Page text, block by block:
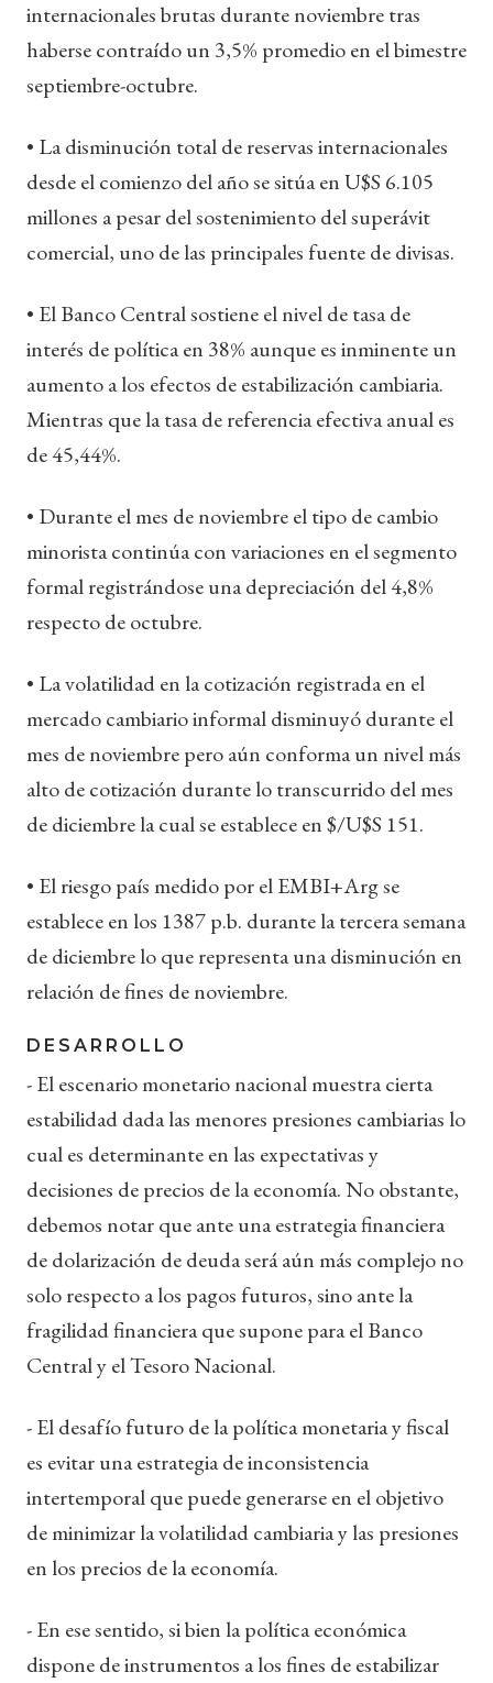
internacionales brutas durante noviembre tras
haberse contraído un 3,5% promedio en el bimestre
septiembre-octubre.
• La disminución total de reservas internacionales
desde el comienzo del año se sitúa en U$S 6.105
millones a pesar del sostenimiento del superávit
comercial, uno de las principales fuente de divisas.
• El Banco Central sostiene el nivel de tasa de
interés de política en 38% aunque es inminente un
aumento a los efectos de estabilización cambiaria.
Mientras que la tasa de referencia efectiva anual es
de 45,44%.
• Durante el mes de noviembre el tipo de cambio
minorista continúa con variaciones en el segmento
formal registrándose una depreciación del 4,8%
respecto de octubre.
• La volatilidad en la cotización registrada en el
mercado cambiario informal disminuyó durante el
mes de noviembre pero aún conforma un nivel más
alto de cotización durante lo transcurrido del mes
de diciembre la cual se establece en $/U$S 151.
• El riesgo país medido por el EMBI+Arg se
establece en los 1387 p.b. durante la tercera semana
de diciembre lo que representa una disminución en
relación de fines de noviembre.
DESARROLLO
- El escenario monetario nacional muestra cierta
estabilidad dada las menores presiones cambiarias lo
cual es determinante en las expectativas y
decisiones de precios de la economía. No obstante,
debemos notar que ante una estrategia financiera
de dolarización de deuda será aún más complejo no
solo respecto a los pagos futuros, sino ante la
fragilidad financiera que supone para el Banco
Central y el Tesoro Nacional.
- El desafío futuro de la política monetaria y fiscal
es evitar una estrategia de inconsistencia
intertemporal que puede generarse en el objetivo
de minimizar la volatilidad cambiaria y las presiones
en los precios de la economía.
- En ese sentido, si bien la política económica
dispone de instrumentos a los fines de estabilizar